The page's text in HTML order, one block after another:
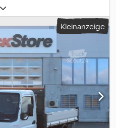
, Gesamtgewicht:
2.800 mm, Farbe:Sonstige,
Sonstige,
Sonstige, Baujahr:
und Zwischenverkauf
erfolgt diese zum
Währung des
Einzelkabine, Zuladung 2 t,
beheizt,
Beifahrer, Radio mit Bluetooth,
6000kg, aktuelle Zulassung
Transporter mit B-Führerschein
Kleinanzeige